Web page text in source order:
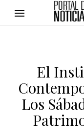
El
Los